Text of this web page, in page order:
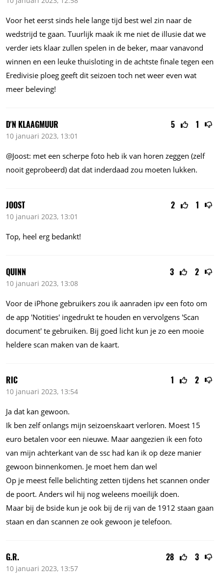
Voor het eerst sinds hele lange tijd best wel zin naar de
wedstrijd te gaan. Tuurlijk maak ik me niet de illusie dat we
verder iets klaar zullen spelen in de beker, maar vanavond
winnen en een leuke thuisloting in de achtste finale tegen een
Eredivisie ploeg geeft dit seizoen toch net weer even wat
meer beleving!
5 1
D'N KLAAGMUUR
10 januari 2023, 13:01
@Joost: met een scherpe foto heb ik van horen zeggen (zelf
nooit geprobeerd) dat dat inderdaad zou moeten lukken.
2 1
JOOST
10 januari 2023, 13:01
Top, heel erg bedankt!
3 2
QUINN
10 januari 2023, 13:08
Voor de iPhone gebruikers zou ik aanraden ipv een foto om
de app 'Notities' ingedrukt te houden en vervolgens 'Scan
document' te gebruiken. Bij goed licht kun je zo een mooie
heldere scan maken van de kaart.
1 2
RIC
10 januari 2023, 13:54
Ja dat kan gewoon.
Ik ben zelf onlangs mijn seizoenskaart verloren. Moest 15
euro betalen voor een nieuwe. Maar aangezien ik een foto
van mijn achterkant van de ssc had kan ik op deze manier
gewoon binnenkomen. Je moet hem dan wel
Op je meest felle belichting zetten tijdens het scannen onder
de poort. Anders wil hij nog weleens moeilijk doen.
Maar bij de bside kun je ook bij de rij van de 1912 staan gaan
staan en dan scannen ze ook gewoon je telefoon.
28 3
G.R.
10 januari 2023, 13:57